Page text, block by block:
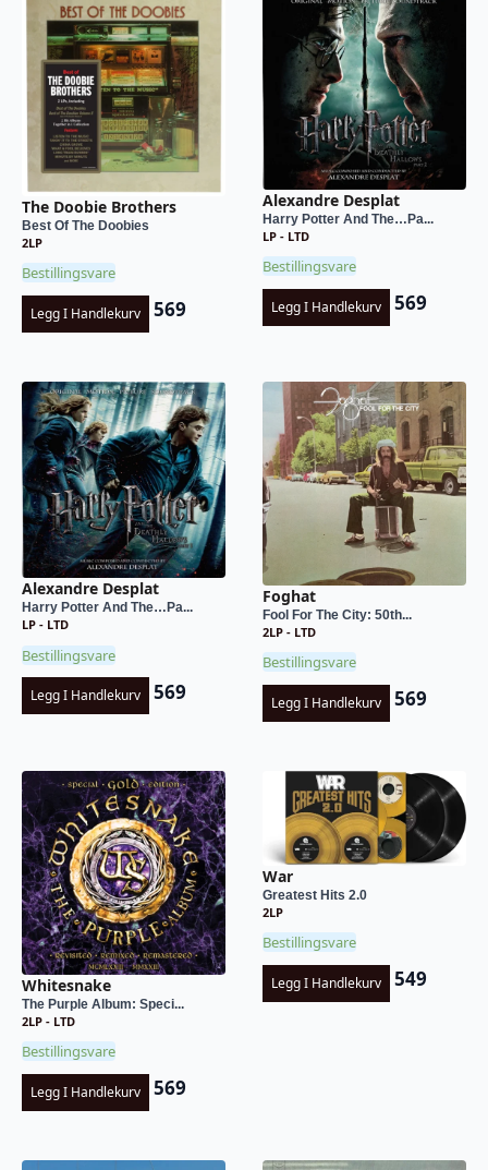
The Doobie Brothers
Best Of The Doobies
2LP
Bestillingsvare
Legg I Handlekurv 569
Alexandre Desplat
Harry Potter And The…Pa...
LP - LTD
Bestillingsvare
Legg I Handlekurv 569
Alexandre Desplat
Harry Potter And The…Pa...
LP - LTD
Bestillingsvare
Legg I Handlekurv 569
Foghat
Fool For The City: 50th...
2LP - LTD
Bestillingsvare
Legg I Handlekurv 569
Whitesnake
The Purple Album: Speci...
2LP - LTD
Bestillingsvare
Legg I Handlekurv 569
War
Greatest Hits 2.0
2LP
Bestillingsvare
Legg I Handlekurv 549